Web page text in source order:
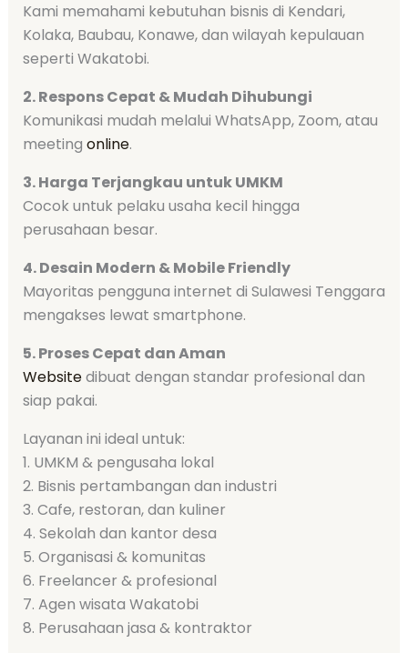
Kami memahami kebutuhan bisnis di Kendari,
Kolaka, Baubau, Konawe, dan wilayah kepulauan
seperti Wakatobi.
2. Respons Cepat & Mudah Dihubungi
Komunikasi mudah melalui WhatsApp, Zoom, atau
meeting online.
3. Harga Terjangkau untuk UMKM
Cocok untuk pelaku usaha kecil hingga
perusahaan besar.
4. Desain Modern & Mobile Friendly
Mayoritas pengguna internet di Sulawesi Tenggara
mengakses lewat smartphone.
5. Proses Cepat dan Aman
Websitedibuat dengan standar profesional dan
siap pakai.
Layanan ini ideal untuk:
1. UMKM & pengusaha lokal
2. Bisnis pertambangan dan industri
3. Cafe, restoran, dan kuliner
4. Sekolah dan kantor desa
5. Organisasi & komunitas
6. Freelancer & profesional
7. Agen wisata Wakatobi
8. Perusahaan jasa & kontraktor